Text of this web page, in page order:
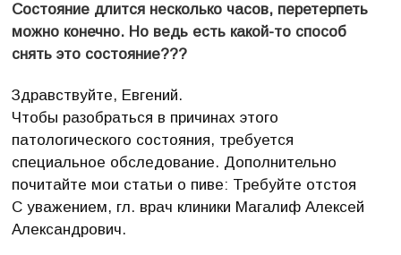
Состояние длится несколько часов, перетерпеть
можно конечно. Но ведь есть какой-то способ
снять это состояние???
Здравствуйте, Евгений.
Чтобы разобраться в причинах этого
патологического состояния, требуется
специальное обследование. Дополнительно
почитайте мои статьи о пиве: Требуйте отстоя
С уважением, гл. врач клиники Магалиф Алексей
Александрович.